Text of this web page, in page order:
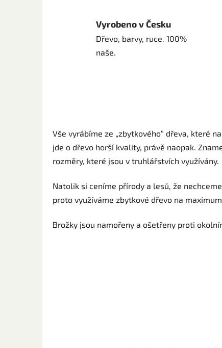
Vyrobeno v Česku
Dřevo, barvy, ruce. 100%
naše.
Vše vyrábíme ze „zbytkového“ dřeva, které
jde o dřevo horší kvality, právě naopak.
rozměry, které jsou v truhlářstvích využívány.
Natolik si ceníme přírody a lesů, že
proto využíváme zbytkové dřevo na
Brožky jsou namořeny a ošetřeny proti